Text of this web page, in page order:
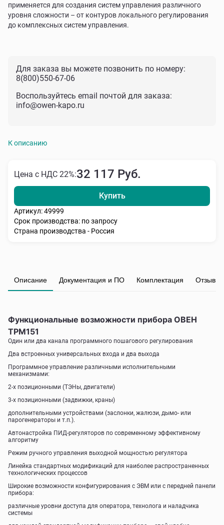
применяется для создания систем управления различного
уровня сложности – от контуров локального регулирования
до комплексных систем управления.
Для заказа вы можете позвонить по номеру:
8(800)550-67-06
Воспользуйтесь email почтой для заказа:
info@owen-kapo.ru
К описанию
Цена с НДС 22%:32 117 Руб.
Купить
Артикул: 49999
Срок производства: по запросу
Страна производства - Россия
Описание Документация и ПО Комплектация Отзывы
Функциональные возможности прибора ОВЕН
ТРМ151
Один или два канала программного пошагового регулирования
Два встроенных универсальных входа и два выхода
Программное управление различными исполнительными
механизмами:
2-х позиционными (ТЭНы, двигатели)
3-х позиционными (задвижки, краны)
дополнительными устройствами (заслонки, жалюзи, дымо- или
парогенераторы и т.п.).
Автонастройка ПИД-регуляторов по современному эффективному
алгоритму
Режим ручного управления выходной мощностью регулятора
Линейка стандартных модификаций для наиболее распространенных
технологических процессов
Широкие возможности конфигурирования с ЭВМ или с передней панели
прибора:
различные уровни доступа для оператора, технолога и наладчика
системы